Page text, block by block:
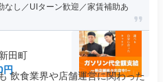
なし／UIターン歓迎／家賃補助あ
田町
円
飲食業界や店舗運営に関わった